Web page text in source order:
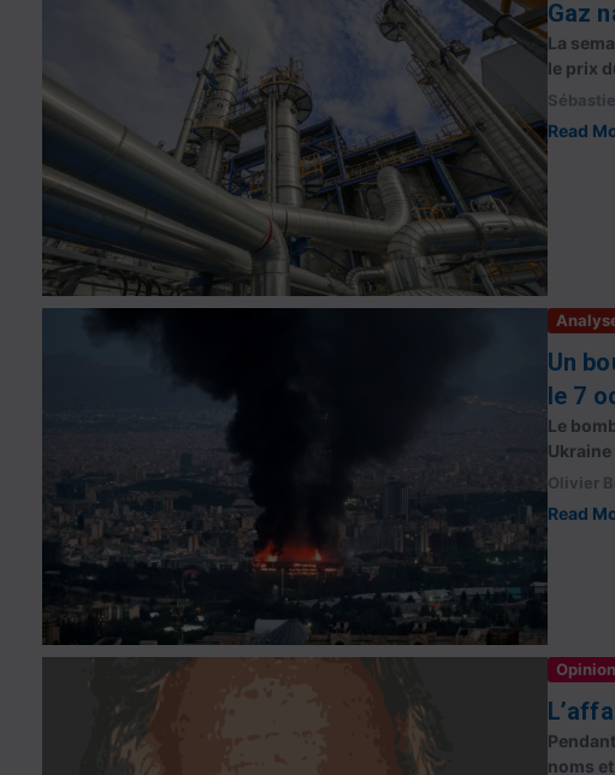
Gaz
La
le prix
Read
Un
le 7
Le
Olivier
Read
noms